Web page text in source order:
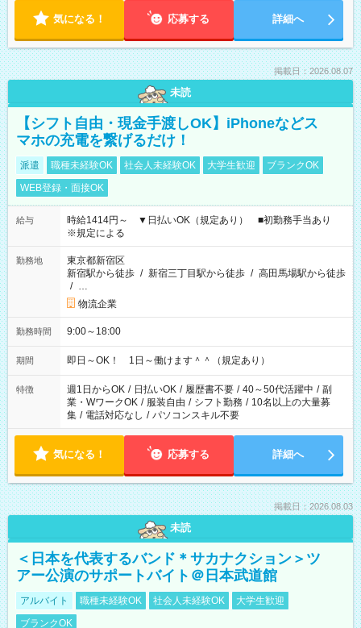
気になる！ 応募する 詳細へ
掲載日：2026.08.07
未読
【シフト自由・現金手渡しOK】iPhoneなどス
マホの充電を繋げるだけ！
派遣 職種未経験OK 社会人未経験OK 大学生歓迎
ブランクOK
WEB登録・面接OK
給与
時給1414円～ ▼日払いOK（規定あり） ■初勤務手当あり
※規定による
勤務地
東京都新宿区
新宿駅から徒歩 / 新宿三丁目駅から徒歩 / 高田馬場駅から徒歩
/ …
物流企業
勤務時間 9:00～18:00
期間 即日～OK！ 1日～働けます＾＾（規定あり）
特徴 週1日からOK / 日払いOK / 履歴書不要 / 40～50代活躍中 / 副
業・WワークOK / 服装自由 / シフト勤務 / 10名以上の大量募
集 / 電話対応なし / パソコンスキル不要
気になる！ 応募する 詳細へ
掲載日：2026.08.03
未読
＜日本を代表するバンド＊サカナクション＞ツ
アー公演のサポートバイト＠日本武道館
アルバイト 職種未経験OK 社会人未経験OK
大学生歓迎
ブランクOK